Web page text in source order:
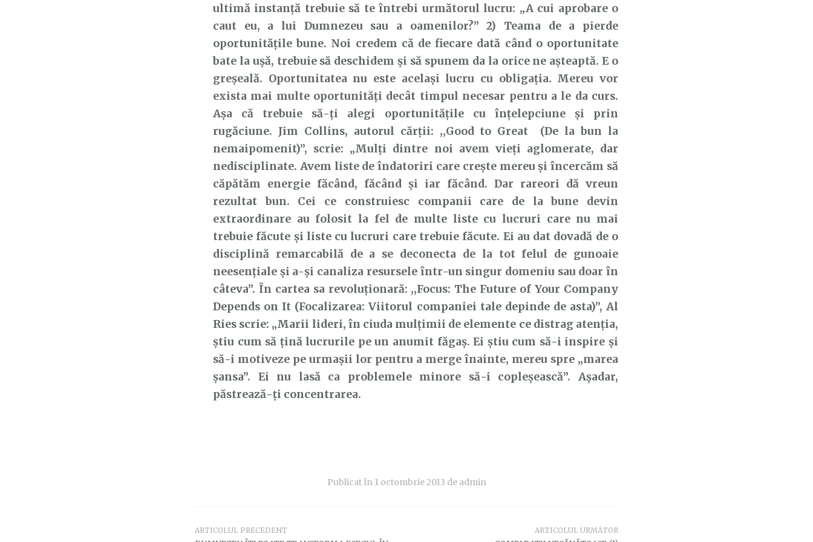
ultimă instanță trebuie să te întrebi următorul lucru: „A cui aprobare o
caut eu, a lui Dumnezeu sau a oamenilor?” 2) Teama de a pierde
oportunitățile bune. Noi credem că de fiecare dată când o oportunitate
bate la ușă, trebuie să deschidem și să spunem da la orice ne așteaptă. E o
greșeală. Oportunitatea nu este același lucru cu obligația. Mereu vor
exista mai multe oportunități decât timpul necesar pentru a le da curs.
Așa că trebuie să-ți alegi oportunitățile cu înțelepciune și prin
rugăciune. Jim Collins, autorul cărții: ,,Good to Great (De la bun la
nemaipomenit)’’, scrie: „Mulți dintre noi avem vieți aglomerate, dar
nedisciplinate. Avem liste de îndatoriri care crește mereu și încercăm să
căpătăm energie făcând, făcând și iar făcând. Dar rareori dă vreun
rezultat bun. Cei ce construiesc companii care de la bune devin
extraordinare au folosit la fel de multe liste cu lucruri care nu mai
trebuie făcute și liste cu lucruri care trebuie făcute. Ei au dat dovadă de o
disciplină remarcabilă de a se deconecta de la tot felul de gunoaie
neesențiale și a-și canaliza resursele într-un singur domeniu sau doar în
câteva”. În cartea sa revoluționară: ,,Focus: The Future of Your Company
Depends on It (Focalizarea: Viitorul companiei tale depinde de asta)’’, Al
Ries scrie: „Marii lideri, în ciuda mulțimii de elemente ce distrag atenția,
știu cum să țină lucrurile pe un anumit făgaș. Ei știu cum să-i inspire și
să-i motiveze pe urmașii lor pentru a merge înainte, mereu spre „marea
șansa”. Ei nu lasă ca problemele minore să-i copleșească”. Așadar,
păstrează-ți concentrarea.
Publicat în 1 octombrie 2013 de admin
ARTICOLUL PRECEDENT ARTICOLUL URMĂTOR